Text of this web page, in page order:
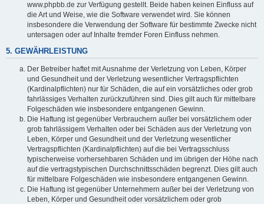
www.phpbb.de zur Verfügung gestellt. Beide haben keinen Einfluss auf
die Art und Weise, wie die Software verwendet wird. Sie können
insbesondere die Verwendung der Software für bestimmte Zwecke nicht
untersagen oder auf Inhalte fremder Foren Einfluss nehmen.
5. GEWÄHRLEISTUNG
Der Betreiber haftet mit Ausnahme der Verletzung von Leben, Körper
und Gesundheit und der Verletzung wesentlicher Vertragspflichten
(Kardinalpflichten) nur für Schäden, die auf ein vorsätzliches oder grob
fahrlässiges Verhalten zurückzuführen sind. Dies gilt auch für mittelbare
Folgeschäden wie insbesondere entgangenen Gewinn.
Die Haftung ist gegenüber Verbrauchern außer bei vorsätzlichem oder
grob fahrlässigem Verhalten oder bei Schäden aus der Verletzung von
Leben, Körper und Gesundheit und der Verletzung wesentlicher
Vertragspflichten (Kardinalpflichten) auf die bei Vertragsschluss
typischerweise vorhersehbaren Schäden und im übrigen der Höhe nach
auf die vertragstypischen Durchschnittsschäden begrenzt. Dies gilt auch
für mittelbare Folgeschäden wie insbesondere entgangenen Gewinn.
Die Haftung ist gegenüber Unternehmern außer bei der Verletzung von
Leben, Körper und Gesundheit oder vorsätzlichem oder grob